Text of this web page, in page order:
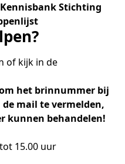
Kennisbank Stichting
of kijk in de
het brinnummer bij
mail te vermelden,
kunnen behandelen!
15.00 uur